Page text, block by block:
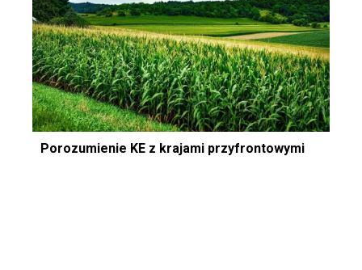
Porozumienie KE z krajami przyfrontowymi